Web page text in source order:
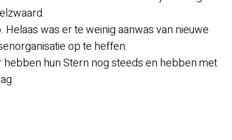
was er te weinig aanwas van nieuwe
op te heffen.
hebben hun Stern nog steeds en hebben met